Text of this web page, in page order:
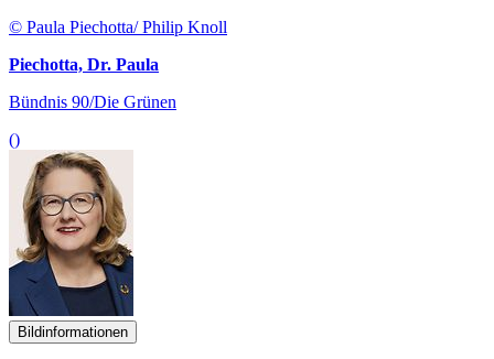
© Paula Piechotta/ Philip Knoll
Piechotta, Dr. Paula
Bündnis 90/Die Grünen
()
Bildinformationen